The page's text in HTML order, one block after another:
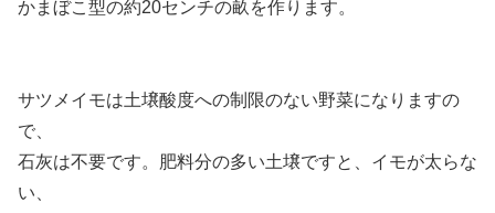
かまぼこ型の約20センチの畝を作ります。
サツメイモは土壌酸度への制限のない野菜になりますの
で、
石灰は不要です。肥料分の多い土壌ですと、イモが太らな
い、